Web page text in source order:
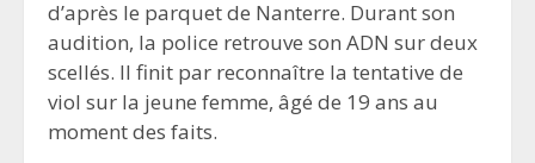
d’après le parquet de Nanterre. Durant son
audition, la police retrouve son ADN sur deux
scellés. Il finit par reconnaître la tentative de
viol sur la jeune femme, âgé de 19 ans au
moment des faits.